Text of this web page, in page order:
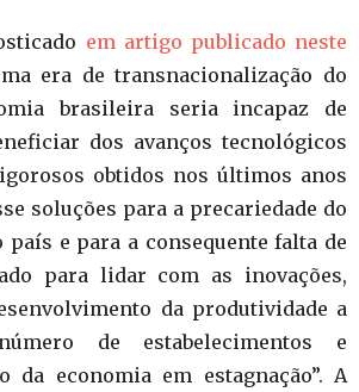
em artigo publicado neste
era de transnacionalização do
brasileira seria incapaz de
dos avanços tecnológicos
obtidos nos últimos anos
soluções para a precariedade do
país e para a consequente falta de
para lidar com as inovações,
da produtividade a
de estabelecimentos e
da economia em estagnação”. A